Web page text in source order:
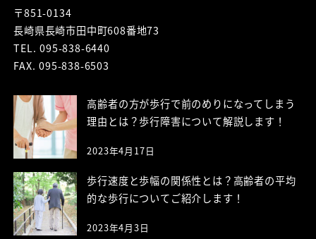
〒851-0134
長崎県長崎市田中町608番地73
TEL. 095-838-6440
FAX. 095-838-6503
高齢者の方が歩行で前のめりになってしまう
理由とは？歩行障害について解説します！
2023年4月17日
歩行速度と歩幅の関係性とは？高齢者の平均
的な歩行についてご紹介します！
2023年4月3日